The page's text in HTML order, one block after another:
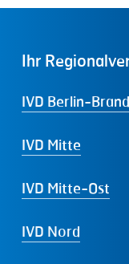
Ihr
IVD Berlin-
IVD Mitte
IVD Mitte-Ost
IVD Nord